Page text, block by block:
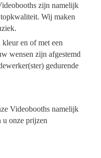
zijn namelijk
Wij maken
en of met een
wensen zijn afgestemd
gedurende
Videobooths namelijk
u onze prijzen